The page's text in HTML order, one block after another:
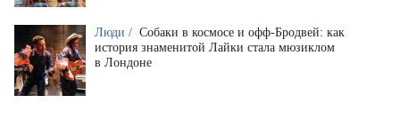
Люди / Собаки в космосе и офф-Бродвей: как
история знаменитой Лайки стала мюзиклом
в Лондоне